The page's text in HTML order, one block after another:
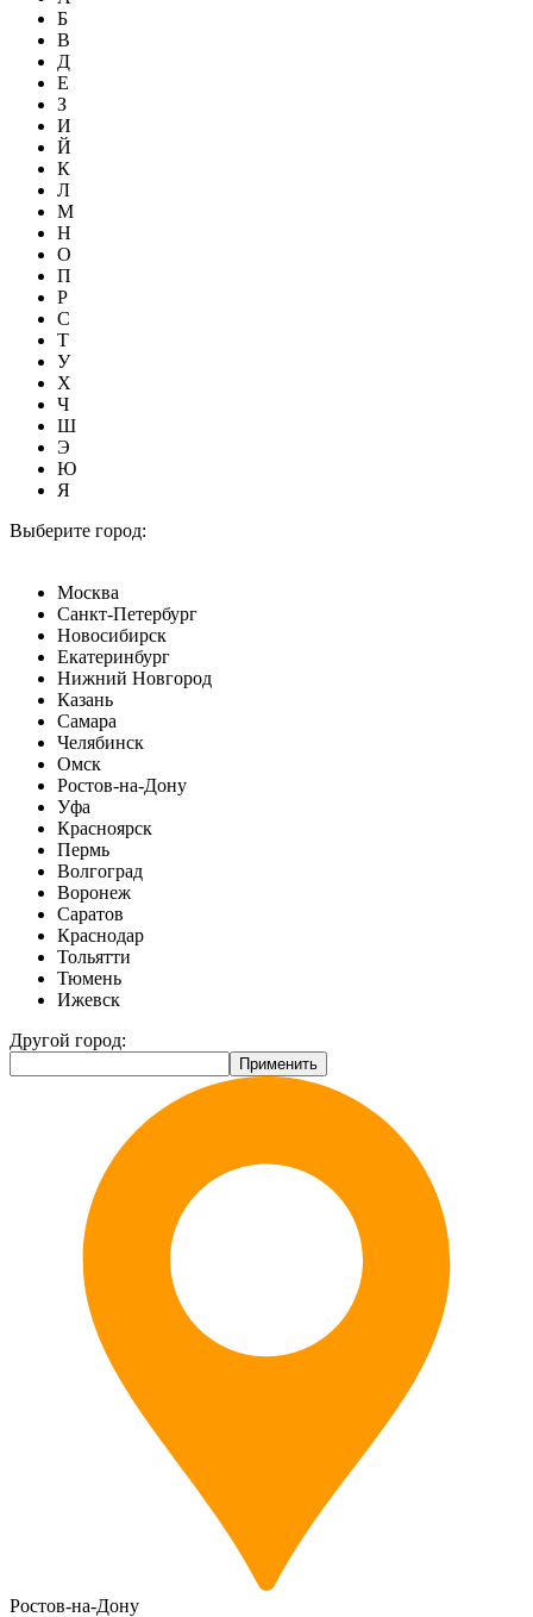
Б
В
Д
Е
З
И
Й
К
Л
М
Н
О
П
Р
С
Т
У
Х
Ч
Ш
Э
Ю
Я
Выберите город:
Москва
Санкт-Петербург
Новосибирск
Екатеринбург
Нижний Новгород
Казань
Самара
Челябинск
Омск
Ростов-на-Дону
Уфа
Красноярск
Пермь
Волгоград
Воронеж
Саратов
Краснодар
Тольятти
Тюмень
Ижевск
Другой город:
Ростов-на-Дону